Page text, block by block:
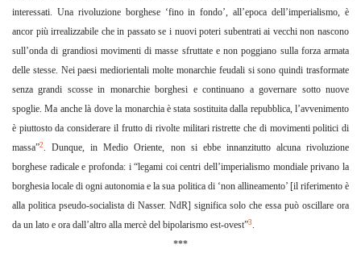
interessati. Una rivoluzione borghese ‘fino in fondo’, all’epoca dell’imperialismo, è
ancor più irrealizzabile che in passato se i nuovi poteri subentrati ai vecchi non nascono
sull’onda di grandiosi movimenti di masse sfruttate e non poggiano sulla forza armata
delle stesse. Nei paesi mediorientali molte monarchie feudali si sono quindi trasformate
senza grandi scosse in monarchie borghesi e continuano a governare sotto nuove
spoglie. Ma anche là dove la monarchia è stata sostituita dalla repubblica, l’avvenimento
è piuttosto da considerare il frutto di rivolte militari ristrette che di movimenti politici di
massa”2 . Dunque, in Medio Oriente, non si ebbe innanzitutto alcuna rivoluzione
borghese radicale e profonda: i “legami coi centri dell’imperialismo mondiale privano la
borghesia locale di ogni autonomia e la sua politica di ‘non allineamento’ [il riferimento è
alla politica pseudo-socialista di Nasser. NdR] significa solo che essa può oscillare ora
da un lato e ora dall’altro alla mercè del bipolarismo est-ovest”3 .
***